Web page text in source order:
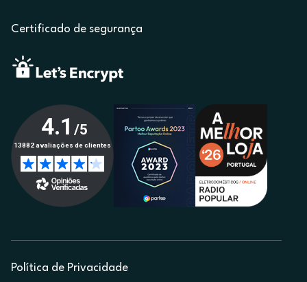
Certificado de segurança
Política de Privacidade